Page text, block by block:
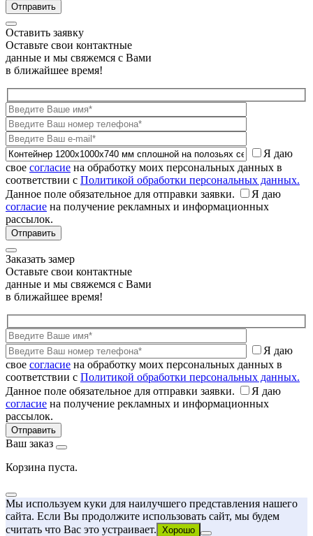
Оставить заявку
Оставьте свои контактные
данные и мы свяжемся с Вами
в ближайшее время!
Я даю
свое согласие на обработку моих персональных данных в
соответствии с Политикой обработки персональных данных.
Данное поле обязательное для отправки заявки.
Я даю
согласие на получение рекламных и информационных
рассылок.
Заказать замер
Оставьте свои контактные
данные и мы свяжемся с Вами
в ближайшее время!
Я даю
свое согласие на обработку моих персональных данных в
соответствии с Политикой обработки персональных данных.
Данное поле обязательное для отправки заявки.
Я даю
согласие на получение рекламных и информационных
рассылок.
Ваш заказ
Корзина пуста.
Мы используем куки для наилучшего представления нашего
сайта. Если Вы продолжите использовать сайт, мы будем
считать что Вас это устраивает. Хорошо